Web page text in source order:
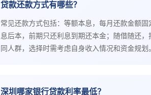
贷款还款方式有哪些？
常见还款方式包括：等额本息，每月还款金额
息后本，前期只还利息到期还本金；随借随还
同人群，选择时需考虑自身收入情况和资金规划。
深圳哪家银行贷款利率最低？